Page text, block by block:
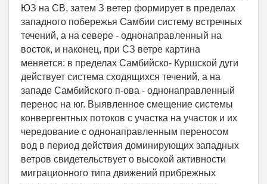
ЮЗ на СВ, затем З ветер формирует в пределах
западного побережья Самбии систему встречных
течений, а на севере - однонаправленный на
восток, и наконец, при СЗ ветре картина
меняется: в пределах Самбийско- Куршской дуги
действует система сходящихся течений, а на
западе Самбийского п-ова - однонаправленный
перенос на юг. Выявленное смещение системы
конвергентных потоков с участка на участок и их
чередование с однонаправленным переносом
вод в период действия доминирующих западных
ветров свидетельствует о высокой активности
миграционного типа движений прибрежных